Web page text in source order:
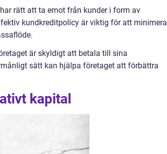
rätt att ta emot från kunder i form av
kundkreditpolicy är viktig för att minimera
är skyldigt att betala till sina
sätt kan hjälpa företaget att förbättra
kapital